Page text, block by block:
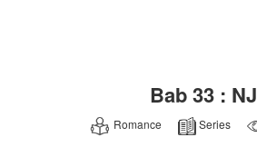
Bab 33 : NJ
Romance Series